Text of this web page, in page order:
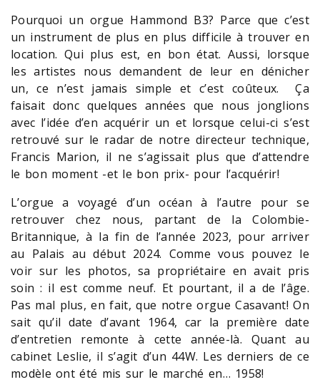
Pourquoi un orgue Hammond B3? Parce que c’est
un instrument de plus en plus difficile à trouver en
location. Qui plus est, en bon état. Aussi, lorsque
les artistes nous demandent de leur en dénicher
un, ce n’est jamais simple et c’est coûteux. Ça
faisait donc quelques années que nous jonglions
avec l’idée d’en acquérir un et lorsque celui-ci s’est
retrouvé sur le radar de notre directeur technique,
Francis Marion, il ne s’agissait plus que d’attendre
le bon moment -et le bon prix- pour l’acquérir!
L’orgue a voyagé d’un océan à l’autre pour se
retrouver chez nous, partant de la Colombie-
Britannique, à la fin de l’année 2023, pour arriver
au Palais au début 2024. Comme vous pouvez le
voir sur les photos, sa propriétaire en avait pris
soin : il est comme neuf. Et pourtant, il a de l’âge.
Pas mal plus, en fait, que notre orgue Casavant! On
sait qu’il date d’avant 1964, car la première date
d’entretien remonte à cette année-là. Quant au
cabinet Leslie, il s’agit d’un 44W. Les derniers de ce
modèle ont été mis sur le marché en… 1958!